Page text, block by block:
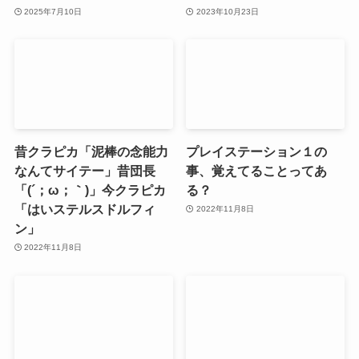
2025年7月10日 2023年10月23日
昔クラピカ「泥棒の念能力
なんてサイテー」昔団長
「(´；ω；｀)」今クラピカ
「はいステルスドルフィ
ン」
2022年11月8日
プレイステーション１の
事、覚えてることってあ
る？
2022年11月8日